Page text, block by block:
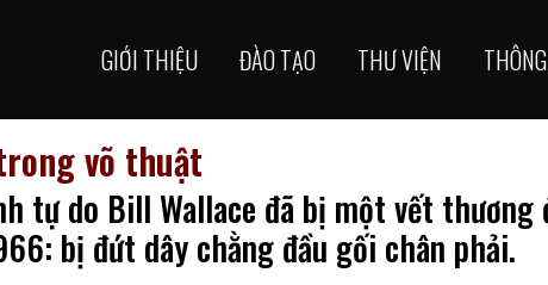
GIỚI THIỆU ĐÀO TẠO THƯ VIỆN
võ thuật
tự do Bill Wallace đã bị một vết
bị đứt dây chằng đầu gối chân phải.